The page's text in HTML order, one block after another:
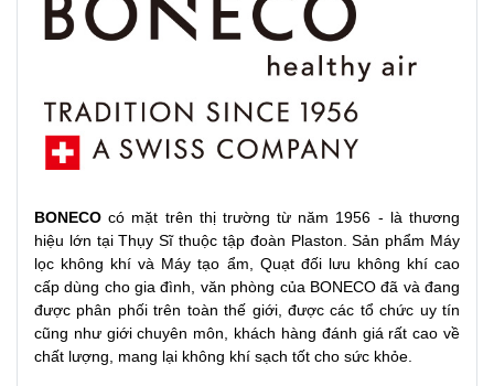
BONECO có mặt trên thị trường từ năm 1956 - là thương
hiệu lớn tại Thụy Sĩ thuộc tập đoàn Plaston. Sản phẩm Máy
lọc không khí và Máy tạo ẩm, Quạt đối lưu không khí cao
cấp dùng cho gia đình, văn phòng của BONECO đã và đang
được phân phối trên toàn thế giới, được các tổ chức uy tín
cũng như giới chuyên môn, khách hàng đánh giá rất cao về
chất lượng, mang lại không khí sạch tốt cho sức khỏe.